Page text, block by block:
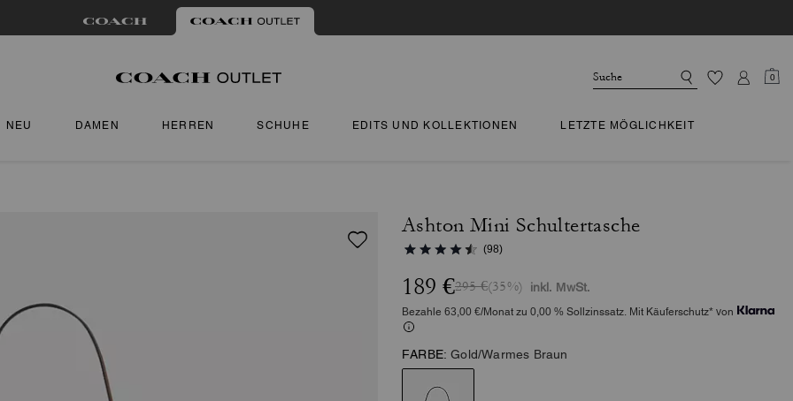
0
NEU DAMEN HERREN SCHUHE EDITS UND KOLLEKTIONEN LETZTE MÖGLICHKEIT
Ashton Mini Schultertasche
(98)
189 €295 €(35%) inkl. MwSt.
Bezahle 63,00 €/Monat zu 0,00 % Sollzinssatz. Mit Käuferschutz* von
FARBE: Gold/Warmes Braun